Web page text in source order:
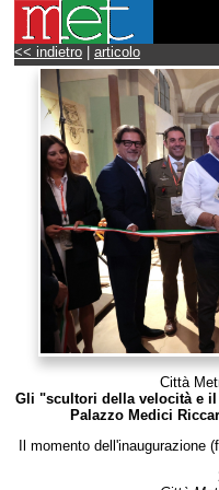
<< indietro articolo
Città
Gli "scultori della velocità e
Palazzo Medici
Il momento